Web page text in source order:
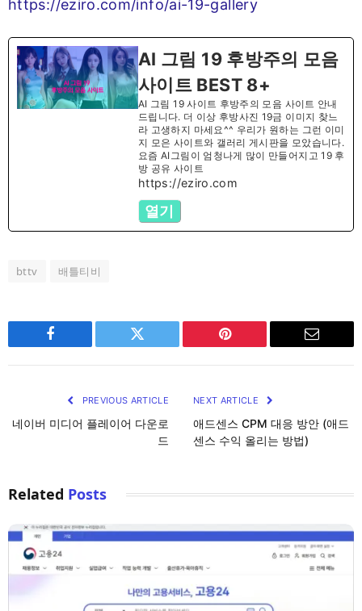
https://eziro.com/info/ai-19-gallery
AI 그림 19 후방주의 모음
사이트 BEST 8+
AI 그림 19 사이트 후방주의 모음 사이트 안내
드립니다. 더 이상 후방사진 19금 이미지 찾느
라 고생하지 마세요^^ 우리가 원하는 그런 이미
지 모은 사이트와 갤러리 게시판을 모았습니다.
요즘 AI그림이 엄청나게 많이 만들어지고 19 후
방 공유 사이트
https://eziro.com
열기
bttv 배틀티비
Facebook Twitter Pinterest Email
PREVIOUS ARTICLE
네이버 미디어 플레이어 다운로
드
NEXT ARTICLE
애드센스 CPM 대응 방안 (애드
센스 수익 올리는 방법)
Related Posts